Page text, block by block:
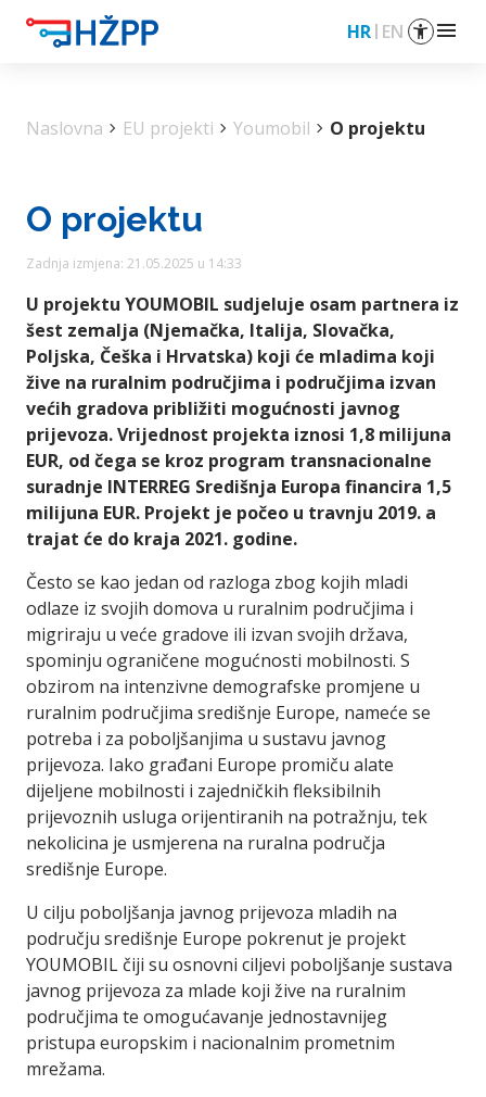
HR EN menu
Naslovna chevron_right EU projekti chevron_right Youmobil chevron_right O projektu
O projektu
Zadnja izmjena: 21.05.2025 u 14:33
U projektu YOUMOBIL sudjeluje osam partnera iz
šest zemalja (Njemačka, Italija, Slovačka,
Poljska, Češka i Hrvatska) koji će mladima koji
žive na ruralnim područjima i područjima izvan
većih gradova približiti mogućnosti javnog
prijevoza. Vrijednost projekta iznosi 1,8 milijuna
EUR, od čega se kroz program transnacionalne
suradnje INTERREG Središnja Europa financira 1,5
milijuna EUR. Projekt je počeo u travnju 2019. a
trajat će do kraja 2021. godine.
Često se kao jedan od razloga zbog kojih mladi
odlaze iz svojih domova u ruralnim područjima i
migriraju u veće gradove ili izvan svojih država,
spominju ograničene mogućnosti mobilnosti. S
obzirom na intenzivne demografske promjene u
ruralnim područjima središnje Europe, nameće se
potreba i za poboljšanjima u sustavu javnog
prijevoza. Iako građani Europe promiču alate
dijeljene mobilnosti i zajedničkih fleksibilnih
prijevoznih usluga orijentiranih na potražnju, tek
nekolicina je usmjerena na ruralna područja
središnje Europe.
U cilju poboljšanja javnog prijevoza mladih na
području središnje Europe pokrenut je projekt
YOUMOBIL čiji su osnovni ciljevi poboljšanje sustava
javnog prijevoza za mlade koji žive na ruralnim
područjima te omogućavanje jednostavnijeg
pristupa europskim i nacionalnim prometnim
mrežama.